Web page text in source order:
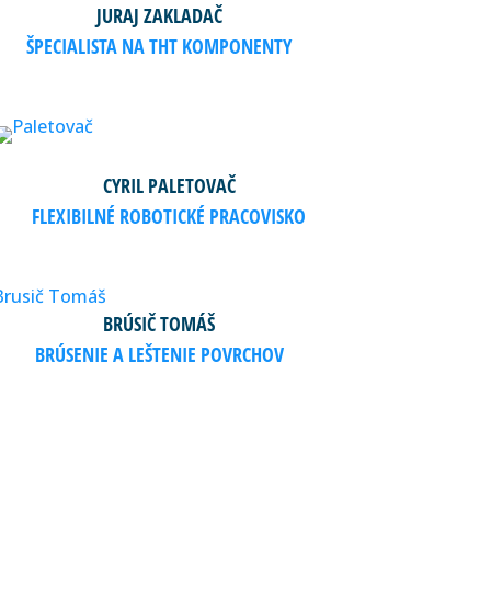
JURAJ ZAKLADAČ
ŠPECIALISTA NA THT KOMPONENTY
CYRIL PALETOVAČ
FLEXIBILNÉ ROBOTICKÉ PRACOVISKO
BRÚSIČ TOMÁŠ
BRÚSENIE A LEŠTENIE POVRCHOV